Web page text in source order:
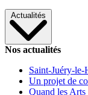
Actualités
Nos actualités
Saint-Juéry-le-
Un projet de
Quand les Arts